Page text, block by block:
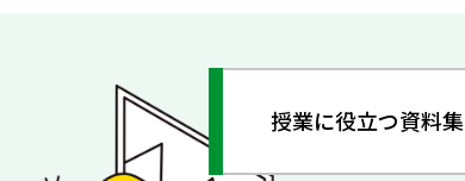
授業に役立つ資料集